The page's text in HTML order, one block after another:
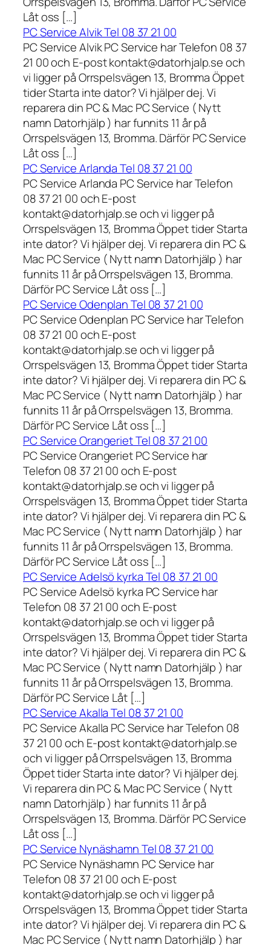
Låt oss […]
PC Service Alvik Tel 08 37 21 00
PC Service Alvik PC Service har Telefon 08 37
21 00 och E-post kontakt@datorhjalp.se och
vi ligger på Orrspelsvägen 13, Bromma Öppet
tider Starta inte dator? Vi hjälper dej. Vi
reparera din PC & Mac PC Service ( Nytt
namn Datorhjälp ) har funnits 11 år på
Orrspelsvägen 13, Bromma. Därför PC Service
Låt oss […]
PC Service Arlanda Tel 08 37 21 00
PC Service Arlanda PC Service har Telefon
08 37 21 00 och E-post
kontakt@datorhjalp.se och vi ligger på
Orrspelsvägen 13, Bromma Öppet tider Starta
inte dator? Vi hjälper dej. Vi reparera din PC &
Mac PC Service ( Nytt namn Datorhjälp ) har
funnits 11 år på Orrspelsvägen 13, Bromma.
Därför PC Service Låt oss […]
PC Service Odenplan Tel 08 37 21 00
PC Service Odenplan PC Service har Telefon
08 37 21 00 och E-post
kontakt@datorhjalp.se och vi ligger på
Orrspelsvägen 13, Bromma Öppet tider Starta
inte dator? Vi hjälper dej. Vi reparera din PC &
Mac PC Service ( Nytt namn Datorhjälp ) har
funnits 11 år på Orrspelsvägen 13, Bromma.
Därför PC Service Låt oss […]
PC Service Orangeriet Tel 08 37 21 00
PC Service Orangeriet PC Service har
Telefon 08 37 21 00 och E-post
kontakt@datorhjalp.se och vi ligger på
Orrspelsvägen 13, Bromma Öppet tider Starta
inte dator? Vi hjälper dej. Vi reparera din PC &
Mac PC Service ( Nytt namn Datorhjälp ) har
funnits 11 år på Orrspelsvägen 13, Bromma.
Därför PC Service Låt oss […]
PC Service Adelsö kyrka Tel 08 37 21 00
PC Service Adelsö kyrka PC Service har
Telefon 08 37 21 00 och E-post
kontakt@datorhjalp.se och vi ligger på
Orrspelsvägen 13, Bromma Öppet tider Starta
inte dator? Vi hjälper dej. Vi reparera din PC &
Mac PC Service ( Nytt namn Datorhjälp ) har
funnits 11 år på Orrspelsvägen 13, Bromma.
Därför PC Service Låt […]
PC Service Akalla Tel 08 37 21 00
PC Service Akalla PC Service har Telefon 08
37 21 00 och E-post kontakt@datorhjalp.se
och vi ligger på Orrspelsvägen 13, Bromma
Öppet tider Starta inte dator? Vi hjälper dej.
Vi reparera din PC & Mac PC Service ( Nytt
namn Datorhjälp ) har funnits 11 år på
Orrspelsvägen 13, Bromma. Därför PC Service
Låt oss […]
PC Service Nynäshamn Tel 08 37 21 00
PC Service Nynäshamn PC Service har
Telefon 08 37 21 00 och E-post
kontakt@datorhjalp.se och vi ligger på
Orrspelsvägen 13, Bromma Öppet tider Starta
inte dator? Vi hjälper dej. Vi reparera din PC &
Mac PC Service ( Nytt namn Datorhjälp ) har